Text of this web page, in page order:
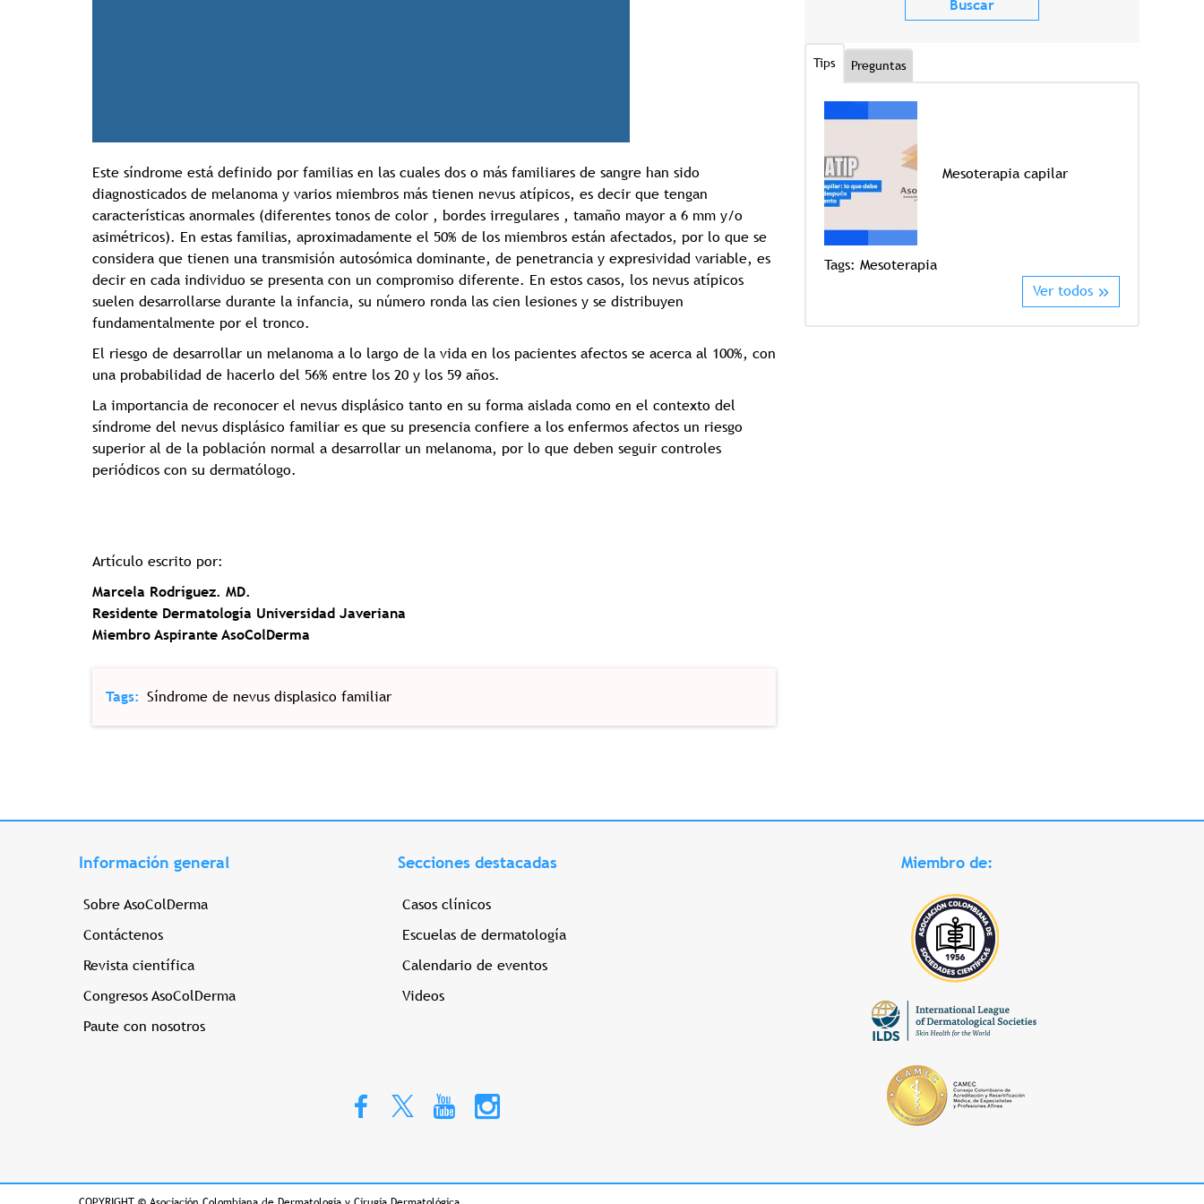
Este síndrome está definido por familias en las cuales dos o más familiares de sangre han sido
diagnosticados de melanoma y varios miembros más tienen nevus atípicos, es decir que tengan
características anormales (diferentes tonos de color , bordes irregulares , tamaño mayor a 6 mm y/o
asimétricos). En estas familias, aproximadamente el 50% de los miembros están afectados, por lo que se
considera que tienen una transmisión autosómica dominante, de penetrancia y expresividad variable, es
decir en cada individuo se presenta con un compromiso diferente. En estos casos, los nevus atípicos
suelen desarrollarse durante la infancia, su número ronda las cien lesiones y se distribuyen
fundamentalmente por el tronco.
El riesgo de desarrollar un melanoma a lo largo de la vida en los pacientes afectos se acerca al 100%, con
una probabilidad de hacerlo del 56% entre los 20 y los 59 años.
La importancia de reconocer el nevus displásico tanto en su forma aislada como en el contexto del
síndrome del nevus displásico familiar es que su presencia confiere a los enfermos afectos un riesgo
superior al de la población normal a desarrollar un melanoma, por lo que deben seguir controles
periódicos con su dermatólogo.
Artículo escrito por:
Marcela Rodríguez. MD.
Residente Dermatología Universidad Javeriana
Miembro Aspirante AsoColDerma
Tags Síndrome de nevus displasico familiar
Tips Preguntas
Tricología: Expertos en
salud capilar
Tags:Tricologia
Mesoterapia capilar
Tags:Mesoterapia
Ver todos
Información general
Sobre AsoColDerma
Contáctenos
Revista científica
Congresos AsoColDerma
Paute con nosotros
Secciones destacadas
Casos clínicos
Escuelas de dermatología
Calendario de eventos
Videos
Miembro de: